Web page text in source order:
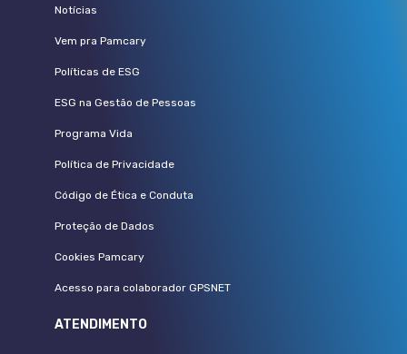
Notícias
Vem pra Pamcary
Políticas de ESG
ESG na Gestão de Pessoas
Programa Vida
Política de Privacidade
Código de Ética e Conduta
Proteção de Dados
Cookies Pamcary
Acesso para colaborador GPSNET
ATENDIMENTO